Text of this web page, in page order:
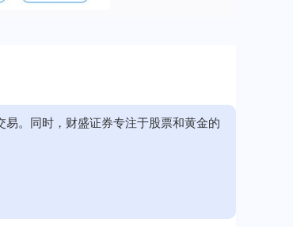
。同时，财盛证券专注于股票和黄金的